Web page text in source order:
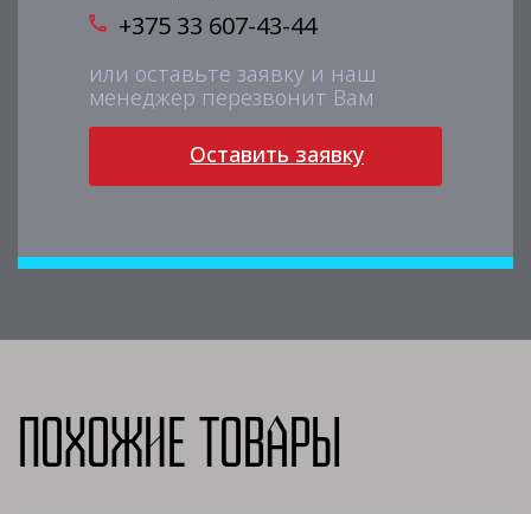
+375 33 607-43-44
или оставьте заявку и наш
менеджер перезвонит Вам
Оставить заявку
Похожие товары